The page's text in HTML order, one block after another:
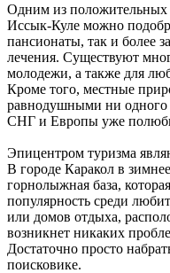
Одним из положительных
Иссык-Куле можно
пансионаты, так и более
лечения. Существуют
молодежи, а также для
Кроме того, местные
равнодушными ни одного
СНГ и Европы уже
Эпицентром туризма
В городе Каракол в
горнолыжная база,
популярность среди
или домов отдыха,
возникнет никаких
Достаточно просто
поисковике.